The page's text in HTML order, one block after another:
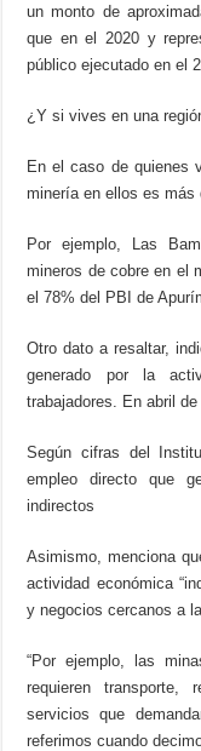
un monto de
que en el 2020 y
público ejecutado en el
¿Y si vives en una
En el caso de quienes
minería en ellos es más
Por ejemplo, Las
mineros de cobre en el
el 78% del PBI de
Otro dato a resaltar,
generado por la
trabajadores. En abril
Según cifras del
empleo directo que
indirectos
Asimismo, menciona
actividad económica
y negocios cercanos a
“Por ejemplo, las
requieren transporte,
servicios que
referimos cuando